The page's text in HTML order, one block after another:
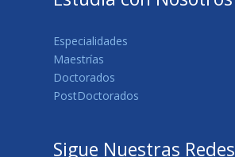
Especialidades
Maestrías
Doctorados
PostDoctorados
Sigue Nuestras Redes